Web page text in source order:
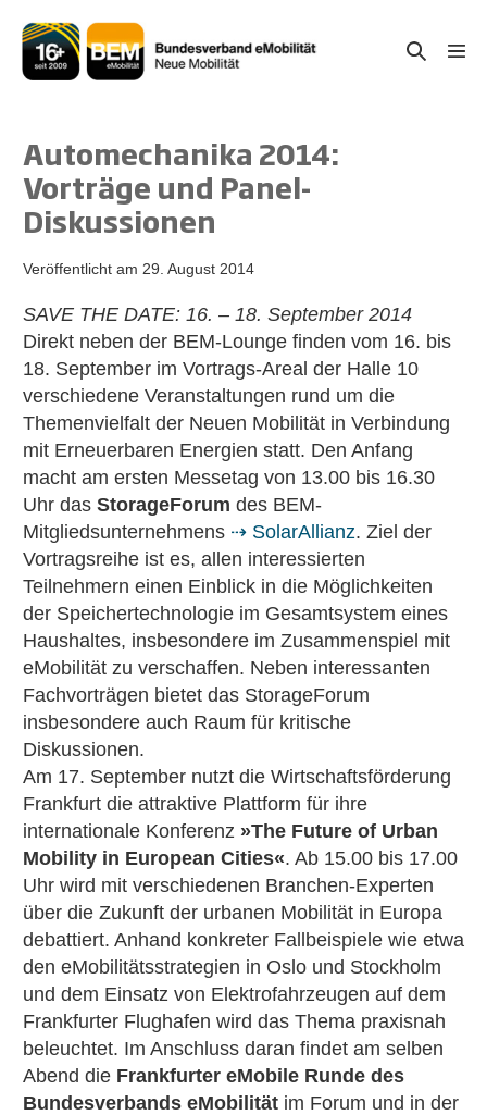
Inhalt
springen
Suche-
Automechanika 2014:
Vorträge und Panel-
Diskussionen
Veröffentlicht am 29. August 2014
SAVE THE DATE: 16. – 18. September 2014
Direkt neben der BEM-Lounge finden vom 16. bis
18. September im Vortrags-Areal der Halle 10
verschiedene Veranstaltungen rund um die
Themenvielfalt der Neuen Mobilität in Verbindung
mit Erneuerbaren Energien statt. Den Anfang
macht am ersten Messetag von 13.00 bis 16.30
Uhr das StorageForum des BEM-
Mitgliedsunternehmens ⇢ SolarAllianz. Ziel der
Vortragsreihe ist es, allen interessierten
Teilnehmern einen Einblick in die Möglichkeiten
der Speichertechnologie im Gesamtsystem eines
Haushaltes, insbesondere im Zusammenspiel mit
eMobilität zu verschaffen. Neben interessanten
Fachvorträgen bietet das StorageForum
insbesondere auch Raum für kritische
Diskussionen.
Am 17. September nutzt die Wirtschaftsförderung
Frankfurt die attraktive Plattform für ihre
internationale Konferenz »The Future of Urban
Mobility in European Cities«. Ab 15.00 bis 17.00
Uhr wird mit verschiedenen Branchen-Experten
über die Zukunft der urbanen Mobilität in Europa
debattiert. Anhand konkreter Fallbeispiele wie etwa
den eMobilitätsstrategien in Oslo und Stockholm
und dem Einsatz von Elektrofahrzeugen auf dem
Frankfurter Flughafen wird das Thema praxisnah
beleuchtet. Im Anschluss daran findet am selben
Abend die Frankfurter eMobile Runde des
Bundesverbands eMobilität im Forum und in der